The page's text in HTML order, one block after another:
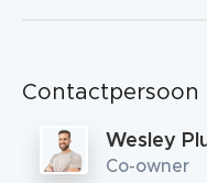
Contactpersoon
Wesley
Co-owner